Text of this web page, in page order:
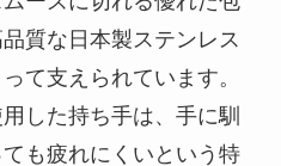
質な日本製ステンレス
て支えられています。
した持ち手は、手に馴
も疲れにくいという特